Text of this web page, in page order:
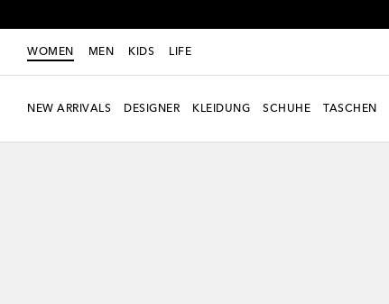
WOMEN MEN KIDS LIFE
NEW ARRIVALS DESIGNER KLEIDUNG SCHUHE TASCHEN